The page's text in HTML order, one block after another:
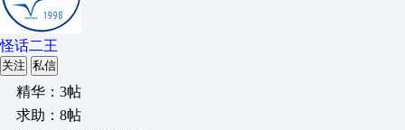
怪话二王
关注 私信
精华：3帖
求助：8帖